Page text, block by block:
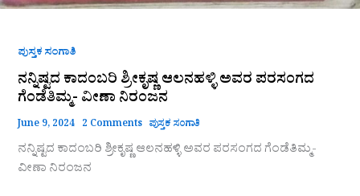
ಪುಸ್ತಕ ಸಂಗಾತಿ
ನನ್ನಿಷ್ಟದ ಕಾದಂಬರಿ ಶ್ರೀಕೃಷ್ಣ ಆಲನಹಳ್ಳಿ ಅವರ ಪರಸಂಗದ
ಗೆಂಡೆತಿಮ್ಮ- ವೀಣಾ ನಿರಂಜನ
June 9, 2024 2 Comments ಪುಸ್ತಕ ಸಂಗಾತಿ
ನನ್ನಿಷ್ಟದ ಕಾದಂಬರಿ ಶ್ರೀಕೃಷ್ಣ ಆಲನಹಳ್ಳಿ ಅವರ ಪರಸಂಗದ ಗೆಂಡೆತಿಮ್ಮ-
ವೀಣಾ ನಿರಂಜನ